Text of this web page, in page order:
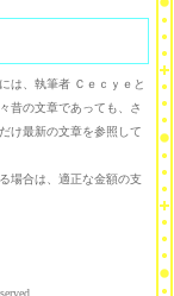
は、執筆者 Ｃｅｃｙｅと
昔の文章であっても、さ
け最新の文章を参照して
場合は、適正な金額の支